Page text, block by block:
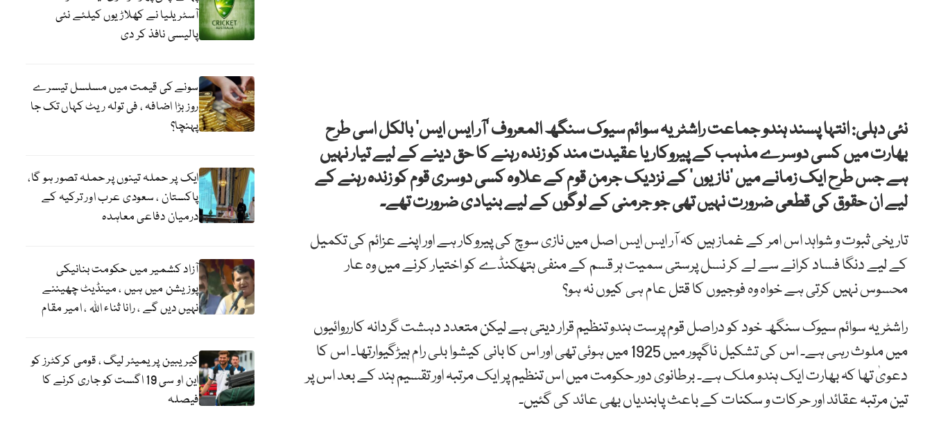
نئی دہلی: انتہا پسند ہندو جماعت راشٹریہ سوائم سیوک سنگھ المعروف ’آر ایس ایس‘ بالکل اسی طرح
بھارت میں کسی دوسرے مذہب کے پیروکار یا عقیدت مند کو زندہ رہنے کا حق دینے کے لیے تیار نہیں
ہے جس طرح ایک زمانے میں ’نازیوں‘ کے نزدیک جرمن قوم کے علاوہ کسی دوسری قوم کو زندہ رہنے کے
لیے ان حقوق کی قطعی ضرورت نہیں تھی جو جرمنی کے لوگوں کے لیے بنیادی ضرورت تھے۔
تاریخی ثبوت و شواہد اس امر کے غماز ہیں کہ آر ایس ایس اصل میں نازی سوچ کی پیروکار ہے اور اپنے عزائم کی تکمیل
کے لیے دنگا فساد کرانے سے لے کر نسل پرستی سمیت ہر قسم کے منفی ہتھکنڈے کو اختیار کرنے میں وہ عار
محسوس نہیں کرتی ہے خواہ وہ فوجیوں کا قتل عام ہی کیوں نہ ہو؟
راشٹریہ سوائم سیوک سنگھ خود کو دراصل قوم پرست ہندو تنظیم قرار دیتی ہے لیکن متعدد دہشت گردانہ کارروائیوں
میں ملوث رہی ہے۔ اس کی تشکیل ناگپور میں 1925 میں ہوئی تھی اور اس کا بانی کیشوا بلی رام ہیڑگیوارتھا۔ اس کا
دعویٰ تھا کہ بھارت ایک ہندو ملک ہے۔ برطانوی دور حکومت میں اس تنظیم پر ایک مرتبہ اور تقسیم ہند کے بعد اس پر
تین مرتبہ عقائد اور حرکات و سکنات کے باعث پابندیاں بھی عائد کی گئیں۔
آسٹریلیا نے کھلاڑیوں کیلئے نئی
پالیسی نافذ کر دی
سونے کی قیمت میں مسلسل تیسرے
روز بڑا اضافہ ، فی تولہ ریٹ کہاں تک جا
پہنچا؟
ایک پر حملہ تینوں پر حملہ تصور ہو گا،
پاکستان ، سعودی عرب اور ترکیہ کے
درمیان دفاعی معاہدہ
آزاد کشمیر میں حکومت بنانیکی
پوزیشن میں ہیں ، مینڈیٹ چھیننے
نہیں دیں گے ، رانا ثناء اللہ ، امیر مقام
کیریبین پریمیئر لیگ ، قومی کرکٹرز کو
این او سی 19 اگست کو جاری کرنے کا
فیصلہ